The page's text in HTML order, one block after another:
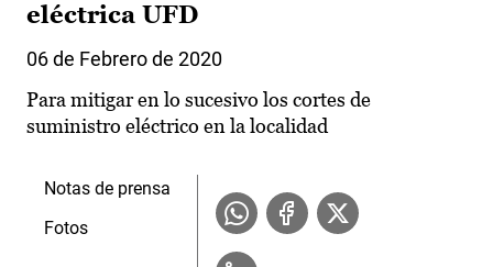
eléctrica UFD
06 de Febrero de 2020
Para mitigar en lo sucesivo los cortes de
suministro eléctrico en la localidad
Notas de prensa
Fotos